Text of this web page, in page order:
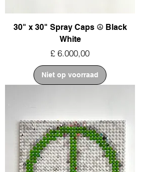
30" x 30" Spray Caps ☮︎ Black
White
Prijs
£ 6.000,00
Niet op voorraad